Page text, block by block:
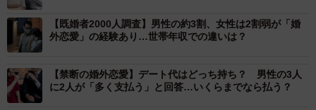
の婚外恋愛も含む。別名「プラトニック不倫」。
【既婚者2000人調査】男性の約3割、女性は2割弱が「婚
外恋愛」の経験あり…世帯年収での違いは？
【禁断の婚外恋愛】デート代はどっち持ち？ 男性の3人
に2人が「多く支払う」と回答…いくらまでなら払う？